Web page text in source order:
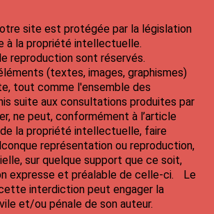
site est protégée par la législation
à la propriété intellectuelle.
reproduction sont réservés.
(textes, images, graphismes)
tout comme l'ensemble des
suite aux consultations produites par
ne peut, conformément à l’article
la propriété intellectuelle, faire
représentation ou reproduction,
sur quelque support que ce soit,
expresse et préalable de celle-ci. Le
interdiction peut engager la
et/ou pénale de son auteur.